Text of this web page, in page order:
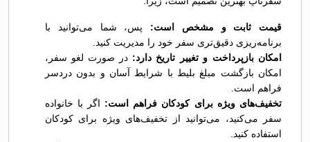
قیمت ثابت و مشخص است: پس، شما می‌توانید با
برنامه‌ریزی دقیق‌تری سفر خود را مدیریت کنید.
امکان بازپرداخت و تغییر تاریخ دارد: در صورت لغو سفر،
امکان بازگشت مبلغ بلیط با شرایط آسان و بدون دردسر
فراهم است.
تخفیف‌های ویژه برای کودکان فراهم است: اگر با خانواده
سفر می‌کنید، می‌توانید از تخفیف‌های ویژه برای کودکان
استفاده کنید.